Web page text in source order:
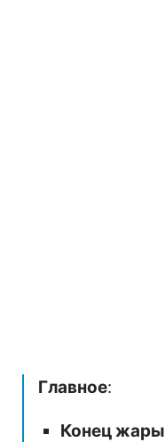
Главное:
Конец жары